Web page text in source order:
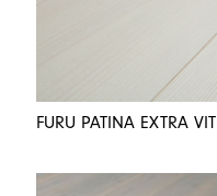
FURU PATINA EXTRA VIT